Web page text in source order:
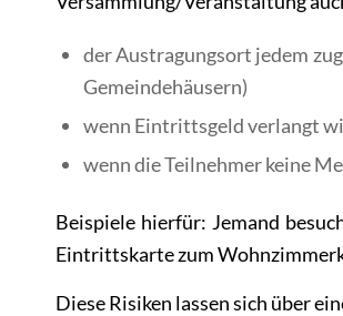
der Austragungsort jedem
Gemeindehäusern)
wenn Eintrittsgeld verlangt
wenn die Teilnehmer keine
Beispiele hierfür: Jemand
Eintrittskarte zum
Diese Risiken lassen sich über